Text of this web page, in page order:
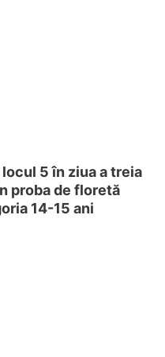
5 în ziua a treia
proba de floretă
14-15 ani